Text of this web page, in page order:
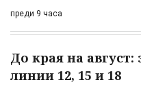
преди 9 часа
До края на
линии 12, 15 и 18